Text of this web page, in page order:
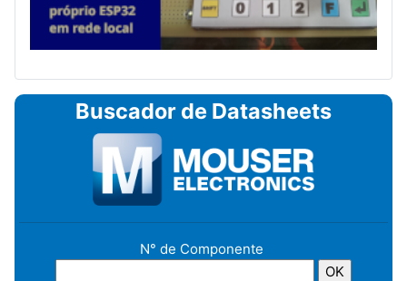
Buscador de Datasheets
N° de Componente